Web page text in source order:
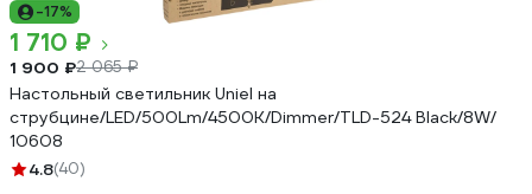
-17%
1 710 ₽
1 900 ₽2 065 ₽
Настольный светильник Uniel на
струбцине/LED/500Lm/4500K/Dimmer/TLD-524 Black/8W/
10608
4.8(40)